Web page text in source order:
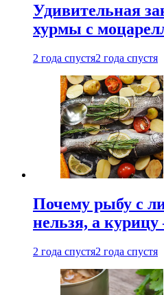
Удивительная
хурмы с
2 года спустя2 года спустя
Почему рыбу с
нельзя, а
2 года спустя2 года спустя